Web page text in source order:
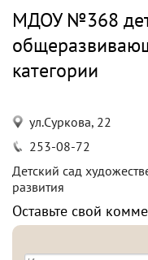
МДОУ №368
категории
ул.Суркова, 22
253-08-72
Детский сад
развития
Оставьте свой